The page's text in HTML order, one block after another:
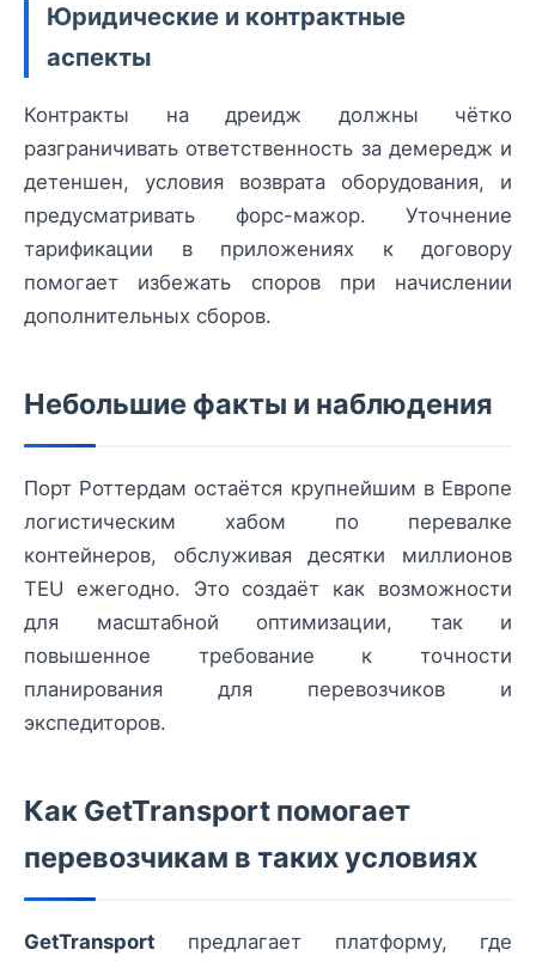
Юридические и контрактные
аспекты
Контракты на дреидж должны чётко
разграничивать ответственность за демередж и
детеншен, условия возврата оборудования, и
предусматривать форс-мажор. Уточнение
тарификации в приложениях к договору
помогает избежать споров при начислении
дополнительных сборов.
Небольшие факты и наблюдения
Порт Роттердам остаётся крупнейшим в Европе
логистическим хабом по перевалке
контейнеров, обслуживая десятки миллионов
TEU ежегодно. Это создаёт как возможности
для масштабной оптимизации, так и
повышенное требование к точности
планирования для перевозчиков и
экспедиторов.
Как GetTransport помогает
перевозчикам в таких условиях
GetTransport предлагает платформу, где